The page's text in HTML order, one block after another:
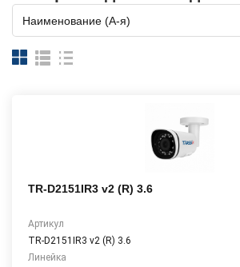
Наименование (А-я)
TR-D2151IR3 v2 (R) 3.6
Артикул
TR-D2151IR3 v2 (R) 3.6
Линейка